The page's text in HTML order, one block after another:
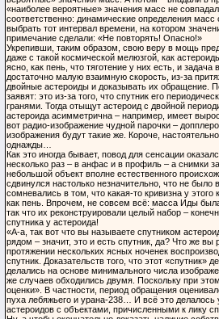
«наиболее вероятные» значения масс не
соответственно: динамические определения
выбрать тот интервал времени, на котором
примечание сделали: «Не повторять! Опасно!»
Укрепивши, таким образом, свою веру в мощь
даже с такой космической мелюзгой, как
ясно, как пень, что тяготение у них есть, и
достаточно малую взаимную скорость, из-за
двойные астероиды и доказывать их обращение.
заявят: это из-за того, что спутник его
гранями. Тогда отыщут астероид с двойной
астероида асимметрична – например, имеет
вот радио-изображение чудной парочки –
изображения будут такие же. Короче,
однажды…
Как это иногда бывает, повод для сенсации
несколько раз – в анфас и в профиль – а снимки
небольшой объект вполне естественного
сдвинулся настолько незначительно, что не
сомневались в том, что какая-то кривизна у
как пень. Впрочем, не совсем всё: масса Иды
так что их реконструировали целый набор –
спутника у астероида!
«А-а, так вот что вы называете спутником
рядом – значит, это и есть спутник, да? Что же
протяжении нескольких ясных ноченек
спутник. Доказательств того, что этот
делались на основе минимального числа
же случаев обходились двумя. Поскольку при
оценки». В частности, период обращения
пуха лебяжьего и урана-238… И всё это
астероидов с объектами, причисленными к лику